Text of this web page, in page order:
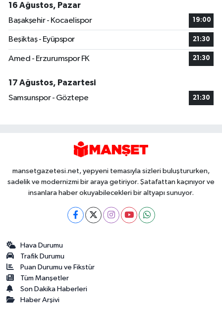
16 Ağustos, Pazar
Başakşehir - Kocaelispor
19:00
Beşiktaş - Eyüpspor 21:30
Amed - Erzurumspor FK 21:30
17 Ağustos, Pazartesi
Samsunspor - Göztepe
21:30
mansetgazetesi.net, yepyeni temasıyla sizleri buluştururken,
sadelik ve modernizmi bir araya getiriyor. Şatafattan kaçınıyor ve
insanlara haber okuyabilecekleri bir altyapı sunuyor.
Hava Durumu
Trafik Durumu
Puan Durumu ve Fikstür
Tüm Manşetler
Son Dakika Haberleri
Haber Arşivi